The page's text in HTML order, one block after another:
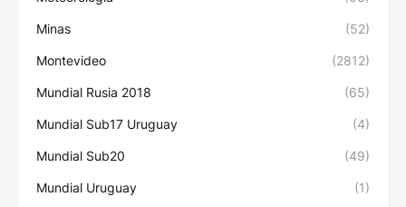
Minas (52)
Montevideo (2812)
Mundial Rusia 2018 (65)
Mundial Sub17 Uruguay (4)
Mundial Sub20 (49)
Mundial Uruguay (1)